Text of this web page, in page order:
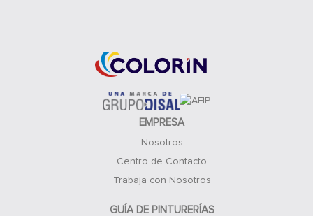
EMPRESA
Nosotros
Centro de Contacto
Trabaja con Nosotros
GUÍA DE PINTURERÍAS